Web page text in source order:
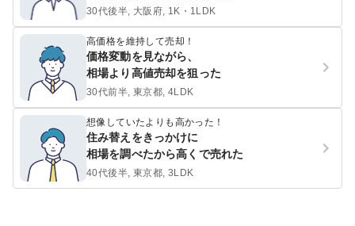
30代後半, 大阪府, 1K・1LDK
高価格を維持して売却！
価格変動を見ながら、
相場より高値売却を狙った
30代前半, 東京都, 4LDK
想像していたよりも高かった！
住み替えをきっかけに
相場を調べたから高くで売れた
40代後半, 東京都, 3LDK